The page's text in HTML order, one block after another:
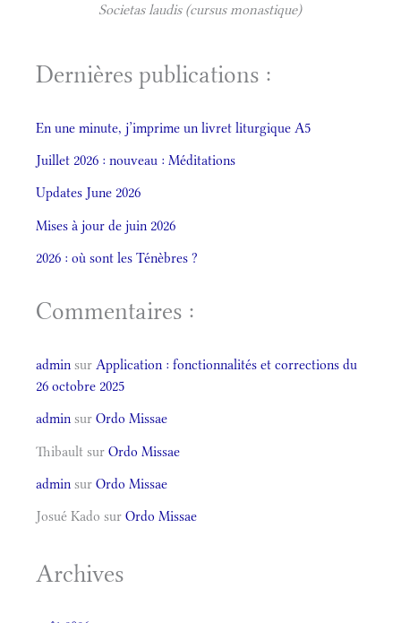
Societas laudis (cursus monastique)
Dernières publications :
En une minute, j’imprime un livret liturgique A5
Juillet 2026 : nouveau : Méditations
Updates June 2026
Mises à jour de juin 2026
2026 : où sont les Ténèbres ?
Commentaires :
admin sur Application : fonctionnalités et corrections du
26 octobre 2025
admin sur Ordo Missae
Thibault sur Ordo Missae
admin sur Ordo Missae
Josué Kado sur Ordo Missae
Archives